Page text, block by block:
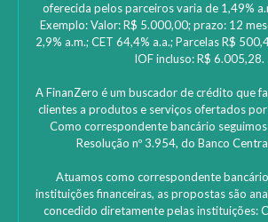
oferecida pelos parceiros varia de 1,49%
Exemplo: Valor: R$ 5.000,00; prazo: 12
2,9% a.m.; CET 64,4% a.a.; Parcelas R$
IOF incluso: R$ 6.005,28.
A FinanZero é um buscador de crédito que
clientes a produtos e serviços ofertados
Como correspondente bancário
Resolução nº 3.954, do Banco
Atuamos como correspondente
instituições financeiras, as propostas são
concedido diretamente pelas instituições: